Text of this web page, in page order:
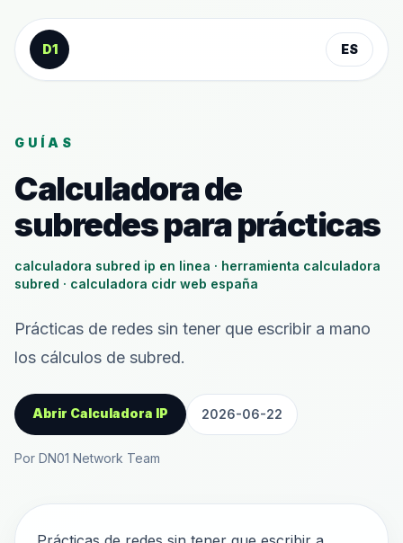
Saltar al contenido
D1
ES
GUÍAS
Calculadora de
subredes para prácticas
calculadora subred ip en linea · herramienta calculadora
subred · calculadora cidr web españa
Prácticas de redes sin tener que escribir a mano
los cálculos de subred.
Abrir Calculadora IP 2026-06-22
Por DN01 Network Team